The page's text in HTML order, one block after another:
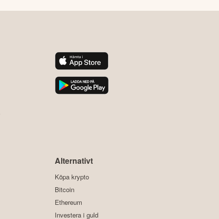
Alternativt
Köpa krypto
Bitcoin
Ethereum
Investera i guld